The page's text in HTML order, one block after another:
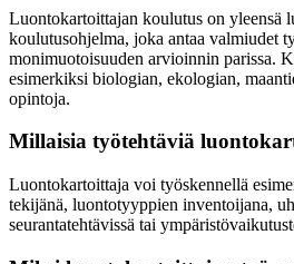
Luontokartoittajan koulutus on yleensä
koulutusohjelma, joka antaa valmiudet
monimuotoisuuden arvioinnin parissa.
esimerkiksi biologian, ekologian,
opintoja.
Millaisia työtehtäviä
Luontokartoittaja voi työskennellä
tekijänä, luontotyyppien inventoijana,
seurantatehtävissä tai